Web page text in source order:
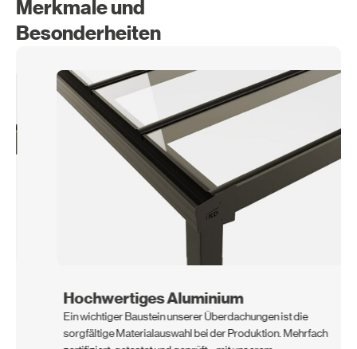
Merkmale und
Besonderheiten
Hochwertiges Aluminium
Ein wichtiger Baustein unserer Überdachungen ist die
sorgfältige Materialauswahl bei der Produktion. Mehrfach